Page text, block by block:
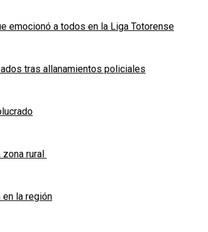
emocionó a todos en la Liga Totorense
tras allanamientos policiales
rural
en la región